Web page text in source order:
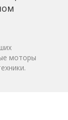
моторы